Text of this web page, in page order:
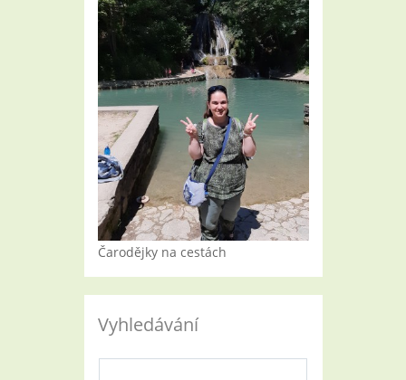
Čarodějky na cestách
Vyhledávání